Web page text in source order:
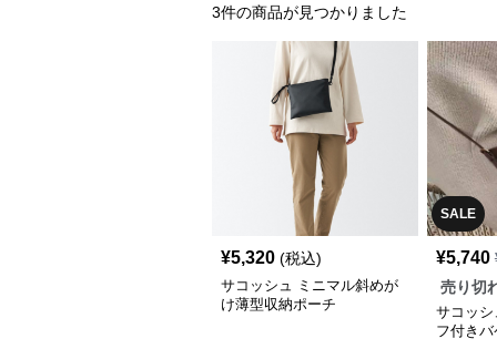
3件の商品が見つかりました
¥5,320 (税込)
サコッシュ ミニマル斜めが
け薄型収納ポーチ
SALE
¥5,740
売り切
サコッ
フ付き